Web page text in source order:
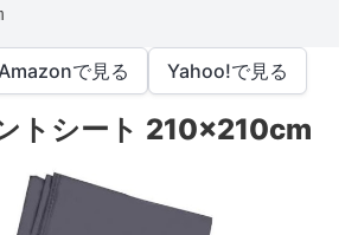
で見る Yahoo!で見る
トシート 210×210cm